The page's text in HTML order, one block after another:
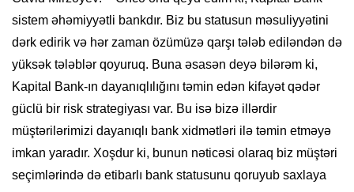
sistem əhəmiyyətli bankdır. Biz bu statusun məsuliyyətini
dərk edirik və hər zaman özümüzə qarşı tələb ediləndən də
yüksək tələblər qoyuruq. Buna əsasən deyə bilərəm ki,
Kapital Bank-ın dayanıqlılığını təmin edən kifayət qədər
güclü bir risk strategiyası var. Bu isə bizə illərdir
müştərilərimizi dayanıqlı bank xidmətləri ilə təmin etməyə
imkan yaradır. Xoşdur ki, bunun nəticəsi olaraq biz müştəri
seçimlərində də etibarlı bank statusunu qoruyub saxlaya